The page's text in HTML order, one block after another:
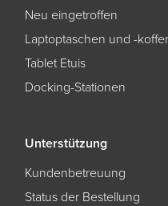
Neu eingetroffen
Laptoptaschen und -koffer
Tablet Etuis
Docking-Stationen
Unterstützung
Kundenbetreuung
Status der Bestellung